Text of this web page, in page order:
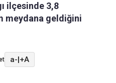
ilçesinde 3,8
meydana geldiğini
a-|+A